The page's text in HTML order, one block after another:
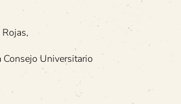
Consejo Universitario